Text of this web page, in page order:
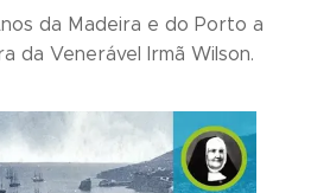
da Madeira e do Porto a
da Venerável Irmã Wilson.